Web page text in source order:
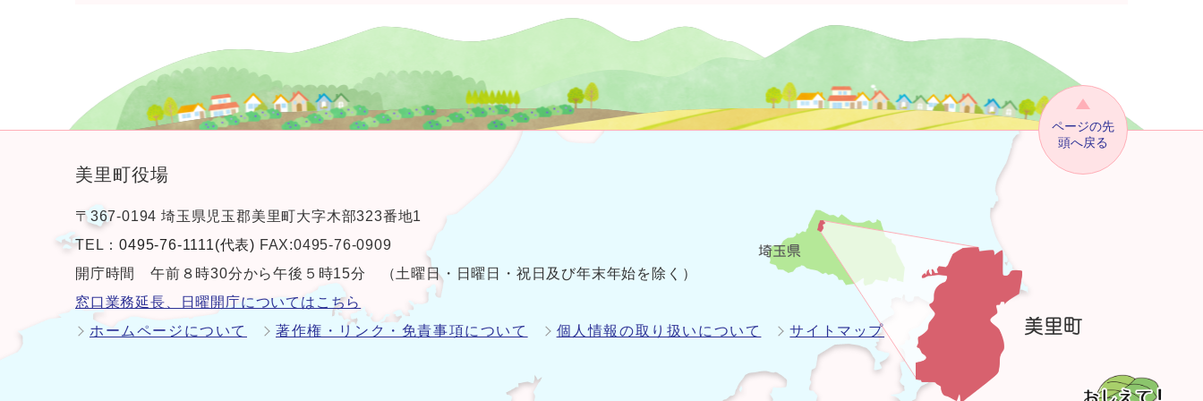
ページの先
頭へ戻る
美里町役場
〒367-0194 埼玉県児玉郡美里町大字木部323番地1
TEL：0495-76-1111(代表) FAX:0495-76-0909
開庁時間 午前８時30分から午後５時15分 （土曜日・日曜日・祝日及び年末年始を除く）
窓口業務延長、日曜開庁についてはこちら
ホームページについて
著作権・リンク・免責事項について 個人情報の取り扱いについて サイトマップ